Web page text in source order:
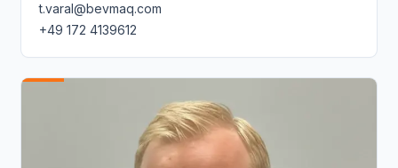
t.varal@bevmaq.com
+49 172 4139612